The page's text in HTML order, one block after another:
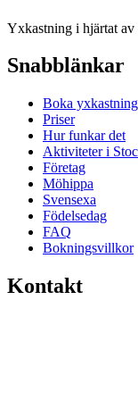
Yxkastning i hjärtat av
Snabblänkar
Boka yxkastning
Priser
Hur funkar det
Aktiviteter i
Företag
Möhippa
Svensexa
Födelsedag
FAQ
Bokningsvillkor
Kontakt